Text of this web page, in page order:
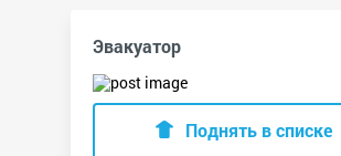
Эвакуатор
Поднять в списке